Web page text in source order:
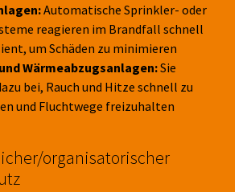
Automatische Sprinkler- oder
reagieren im Brandfall schnell
um Schäden zu minimieren
Wärmeabzugsanlagen:Sie
bei, Rauch und Hitze schnell zu
und Fluchtwege freizuhalten
organisatorischer